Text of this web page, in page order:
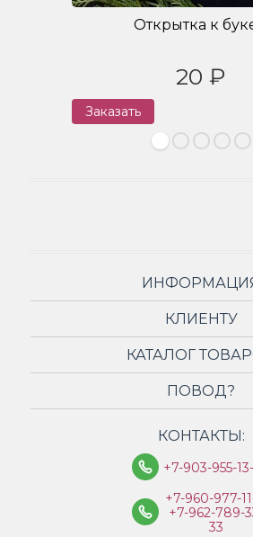
Открытка к
20 ₽
Заказать
КЛИЕНТУ
КАТАЛОГ
ПОВОД?
КОНТАКТЫ:
+7-903-955-
+7-960-977-
+7-962-789-
33